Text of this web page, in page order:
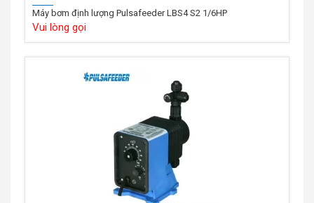
Máy bơm định lượng Pulsafeeder LBS4 S2 1/6HP
Vui lòng gọi